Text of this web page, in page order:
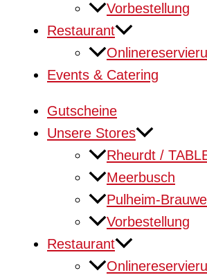
Vorbestellung
Restaurant
Events & Catering
Gutscheine
Unsere Stores
Rheurdt /
Meerbusch
Pulheim-
Vorbestellung
Restaurant